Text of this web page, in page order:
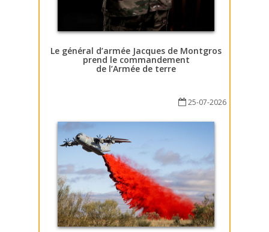
Le général d’armée Jacques de Montgros
prend le commandement
de l’Armée de terre
25-07-2026